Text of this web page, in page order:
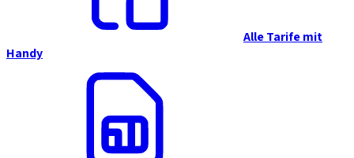
Alle Tarife mit
Handy